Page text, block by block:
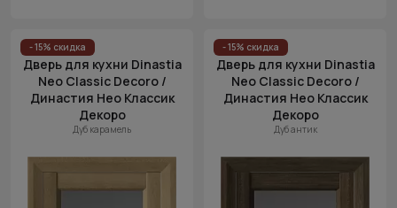
- 15% скидка
Дверь для кухни Dinastia
Neo Classic Decoro /
Династия Нео Классик
Декоро
Дуб карамель
- 15% скидка
Дверь для кухни Dinastia
Neo Classic Decoro /
Династия Нео Классик
Декоро
Дуб антик